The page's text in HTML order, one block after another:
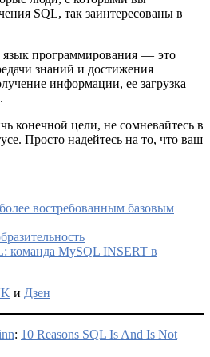
SQL, так заинтересованы в
язык программирования — это
знаний и достижения
информации, ее загрузка
конечной цели, не сомневайтесь в
Просто надейтесь на то, что ваш
востребованным базовым
команда MySQL INSERT в
и Дзен
: 10 Reasons SQL Is And Is Not